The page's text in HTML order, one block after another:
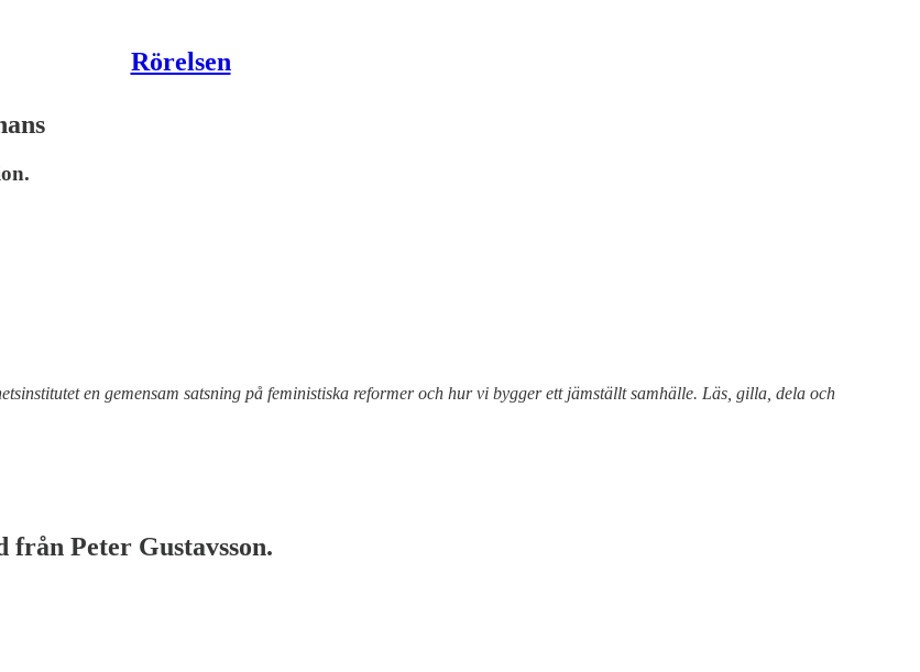
Rörelsen
en gemensam satsning på feministiska reformer och hur vi bygger ett jämställt samhälle. Läs, gilla, dela och
Peter Gustavsson.